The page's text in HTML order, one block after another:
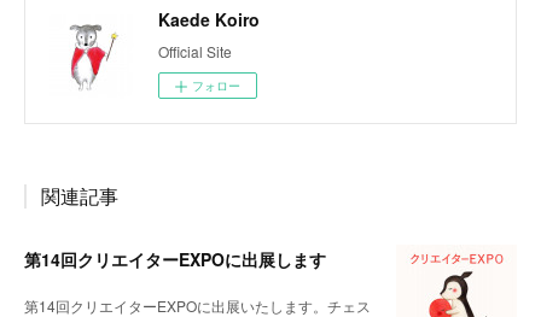
Kaede Koiro
Official Site
フォロー
関連記事
第14回クリエイターEXPOに出展します
第14回クリエイターEXPOに出展いたします。チェス